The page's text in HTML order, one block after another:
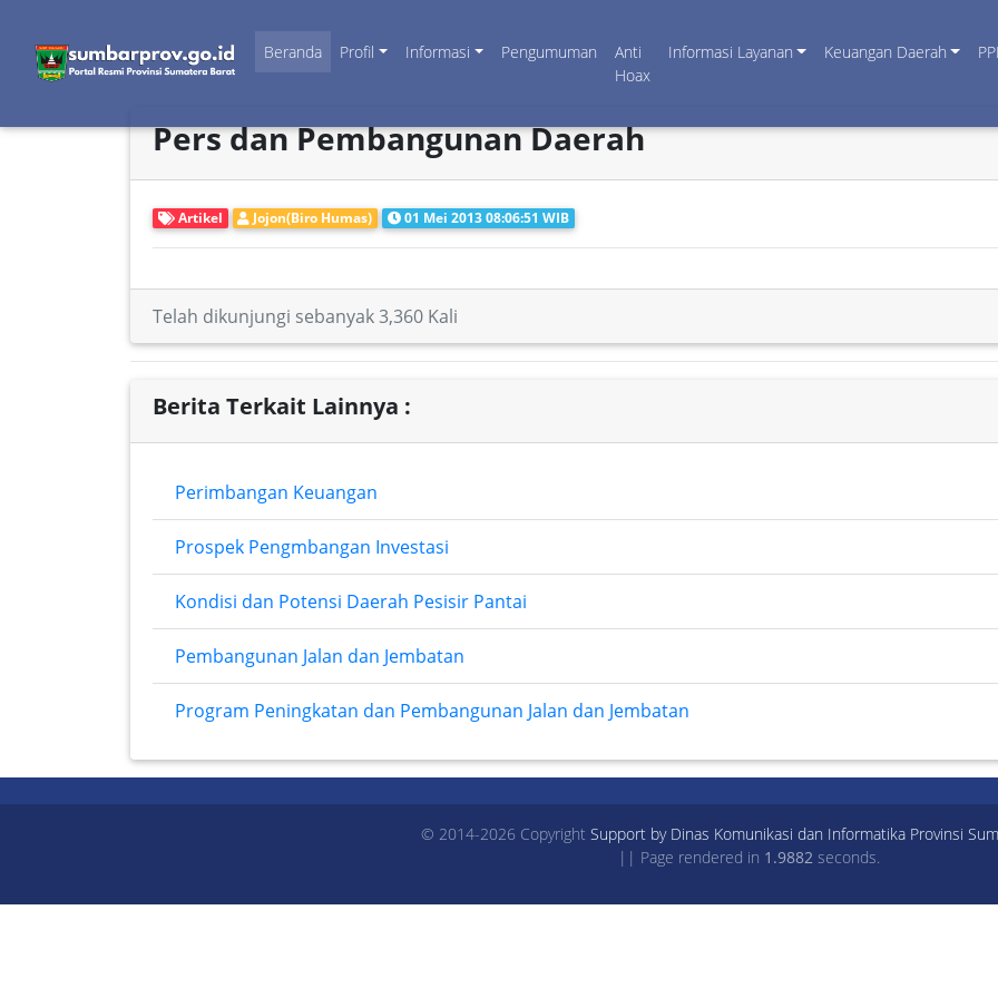
Beranda Profil Informasi Pengumuman
Anti
Hoax
Informasi Layanan Keuangan Daerah
Pers dan Pembangunan Daerah
Artikel Jojon(Biro Humas) 01 Mei 2013 08:06:51 WIB
Telah dikunjungi sebanyak 3,360 Kali
Berita Terkait Lainnya :
Perimbangan Keuangan
Prospek Pengmbangan Investasi
Kondisi dan Potensi Daerah Pesisir Pantai
Pembangunan Jalan dan Jembatan
Program Peningkatan dan Pembangunan Jalan dan Jembatan
© 2014-2026 Copyright Support by Dinas Komunikasi dan Informatika Provinsi
|| Page rendered in 1.9882seconds.